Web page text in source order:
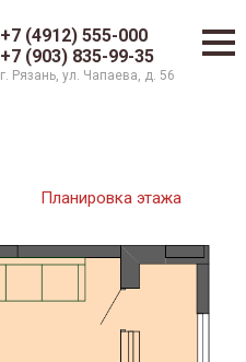
+7 (4912) 555-000
+7 (903) 835-99-35
г. Рязань, ул. Чапаева, д. 56
Планировка этажа